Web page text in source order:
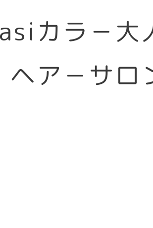
カラ－大
ヘア－サ